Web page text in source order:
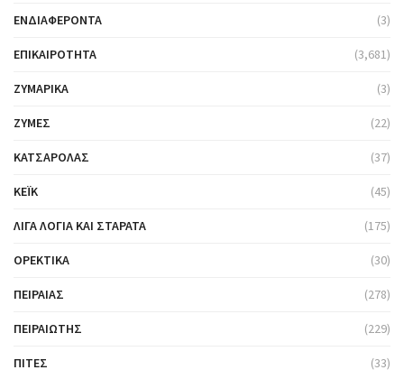
ΕΝΔΙΑΦΈΡΟΝΤΑ (3)
ΕΠΙΚΑΙΡΌΤΗΤΑ (3,681)
ΖΥΜΑΡΙΚΆ (3)
ΖΎΜΕΣ (22)
ΚΑΤΣΑΡΌΛΑΣ (37)
ΚΈΙΚ (45)
ΛΊΓΑ ΛΌΓΙΑ ΚΑΙ ΣΤΑΡΆΤΑ (175)
ΟΡΕΚΤΙΚΆ (30)
ΠΕΙΡΑΙΆΣ (278)
ΠΕΙΡΑΙΏΤΗΣ (229)
ΠΊΤΕΣ (33)